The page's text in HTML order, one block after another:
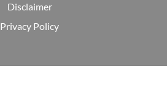
Disclaimer
Privacy Policy